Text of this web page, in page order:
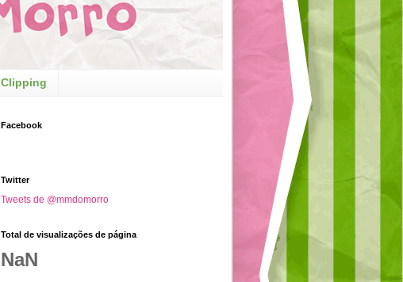
Clipping
Facebook
Twitter
Tweets de @mmdomorro
Total de visualizações de página
NaN